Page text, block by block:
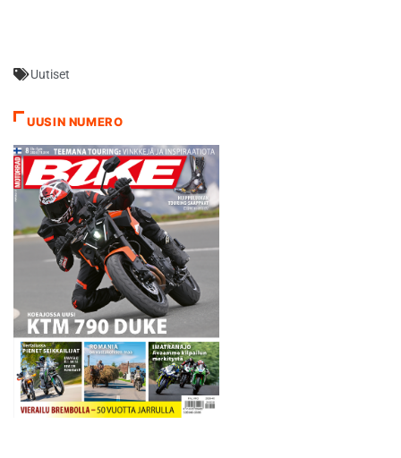
päällä nykyisten Moto2-
keskuudesta. - Ajatuksena
on palkata toinen
kuljettajamme Moto2-
luokasta. Tarvitsemme
erittäin motivoituneen ja
nälkäisen kuljettajan, jolla…
Uutiset
UUSIN NUMERO